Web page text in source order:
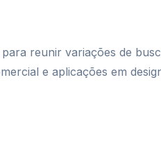
reunir variações de
e aplicações em